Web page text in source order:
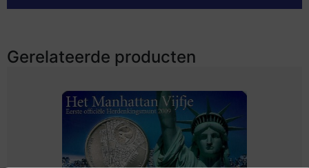
Gerelateerde producten